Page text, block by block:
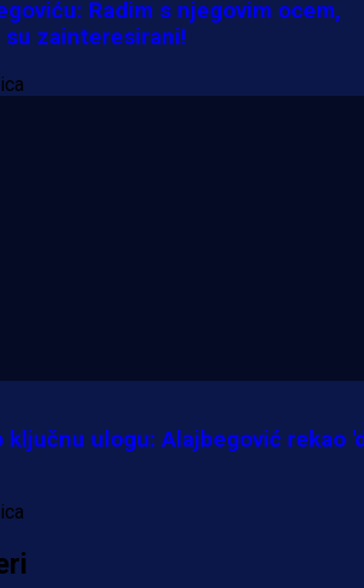
Radim s njegovim ocem,
zainteresirani!
ključnu ulogu: Alajbegović rekao